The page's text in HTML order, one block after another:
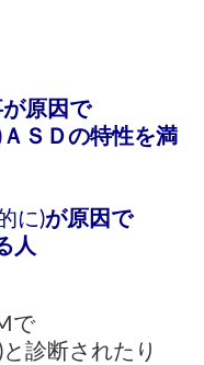
原因で
ＡＳＤの特性を満
に)が原因で
人
で
診断されたり